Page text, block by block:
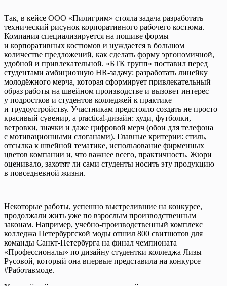
Так, в кейсе ООО «Пилигрим» стояла задача разработать
технический рисунок корпоративного рабочего костюма.
Компания специализируется на пошиве формы
и корпоративных костюмов и нуждается в большом
количестве предложений, как сделать форму эргономичной,
удобной и привлекательной. «БТК групп» поставил перед
студентами амбициозную HR-задачу: разработать линейку
молодёжного мерча, которая сформирует привлекательный
образ работы на швейном производстве и вызовет интерес
у подростков и студентов колледжей к практике
и трудоустройству. Участникам предстояло создать не просто
красивый сувенир, а practical-дизайн: худи, футболки,
ветровки, значки и даже цифровой мерч (обои для телефона
с мотивационными слоганами). Главные критерии: стиль,
отсылка к швейной тематике, использование фирменных
цветов компании и, что важнее всего, практичность. Жюри
оценивало, захотят ли сами студенты носить эту продукцию
в повседневной жизни.
Некоторые работы, успешно выстрелившие на конкурсе,
продолжали жить уже по взрослым производственным
законам. Например, учебно-производственный комплекс
колледжа Петербургской моды отшил 800 свитшотов для
команды Санкт-Петербурга на финал чемпионата
«Профессионалы» по дизайну студентки колледжа Лизы
Русовой, который она впервые представила на конкурсе
#Работавмоде.